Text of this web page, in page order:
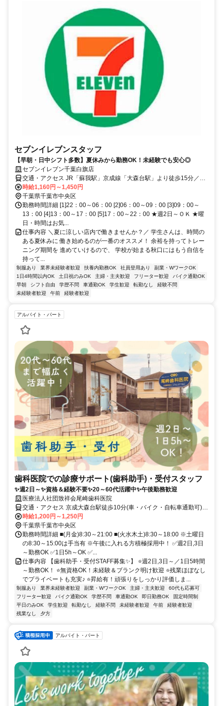
セブンイレブンスタッフ
【早朝・日中シフト多数】夏休みから勤務OK！未経験でも安心◎
セブンイレブン千葉白旗店
交通・アクセス JR「蘇我駅」京成線「大森台駅」より徒歩15分／
車・バイク通勤ＯＫ
時給1,160円～1,450円
千葉県千葉市中央区
勤務時間詳細 [1]22：00～06：00 [2]06：00～09：00 [3]09：00～
13：00 [4]13：00～17：00 [5]17：00～22：00 ★週2日～ＯＫ ★曜
日・時間はお気...
仕事内容 ＼夏に涼しい店内で働きませんか？／ 学生さんは、時間の
ある夏休みに 働き始めるのが一番のオススメ！ 余裕を持ってトレー
ニング期間を 進めていけるので、 学校が始まる秋口にはもう自信を
持って...
制服あり 業界未経験者歓迎 扶養内勤務OK 社員登用あり
副業・WワークOK
1日4時間以内OK
土日祝のみOK 主婦・主夫歓迎 フリーター歓迎
バイク通勤OK
早朝
シフト自由 学歴不問 車通勤OK 学生歓迎 転勤なし
経験不問
未経験者歓迎
午前 経験者歓迎
アルバイト・パート
歯科医院での診療サポート(歯科助手)・受付スタッフ
✨週2日～✨資格＆経験不要✨20～60代活躍中✨午後勤務歓迎
医療法人社団致祥会尾崎歯科医院
交通・アクセス 京成大森台駅徒歩10分(車・バイク・自転車通勤可)／
千葉中央バス仁戸名郵便局下車3分
時給1,200円～1,250円
千葉県千葉市中央区
勤務時間詳細 ■(月金)8:30～21:00 ■(火水木土)8:30～18:00 ※土曜日
の8:30～15:00は手当有 ※午後に入れる方積極採用中！ ✅週2日,3日
～勤務OK ✅1日5h～OK ✅...
仕事内容 【歯科助手・受付STAFF募集✨】 ⭐週2日,3日～／1日5時間
～勤務OK！ ⭐無資格OK！未経験＆ブランク明け歓迎 ⭐残業ほぼなし
でプライベートも充実♪ ⭐昇給有！頑張りをしっかり評価しま...
制服あり 業界未経験者歓迎 副業・WワークOK 主婦・主夫歓迎
60代も応募可
フリーター歓迎
バイク通勤OK 学歴不問 車通勤OK 即日勤務OK
固定時間制
平日のみOK
学生歓迎 転勤なし 経験不問 未経験者歓迎 午前
経験者歓迎
残業なし
夕方
アルバイト・パート